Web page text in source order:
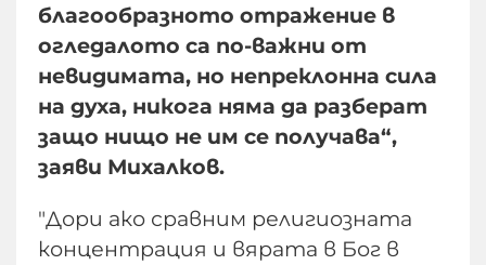
благообразното отражение в
огледалото са по-важни от
невидимата, но непреклонна сила
на духа, никога няма да разберат
защо нищо не им се получава“,
заяви Михалков.
"Дори ако сравним религиозната
концентрация и вярата в Бог в